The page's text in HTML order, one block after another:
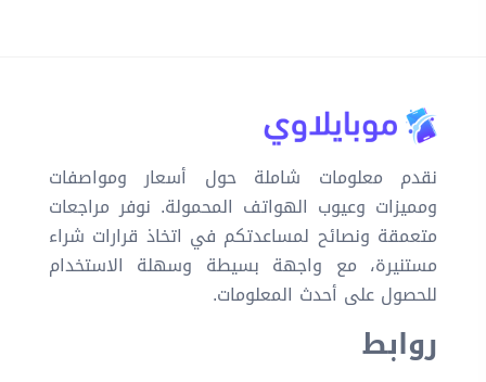
نقدم معلومات شاملة حول أسعار ومواصفات
ومميزات وعيوب الهواتف المحمولة. نوفر مراجعات
متعمقة ونصائح لمساعدتكم في اتخاذ قرارات شراء
مستنيرة، مع واجهة بسيطة وسهلة الاستخدام
للحصول على أحدث المعلومات.
روابط